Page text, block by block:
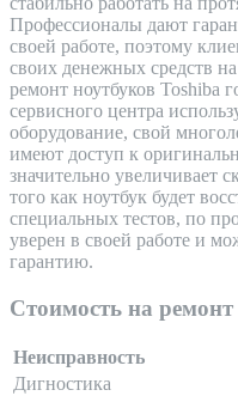
Профессионалы дают
своей работе, поэтому
своих денежных средств
ремонт ноутбуков Toshiba
сервисного центра
оборудование, свой
имеют доступ к
значительно увеличивает
того как ноутбук будет
специальных тестов, по
уверен в своей работе и
гарантию.
Стоимость на ремонт
Неисправность
Дигностика